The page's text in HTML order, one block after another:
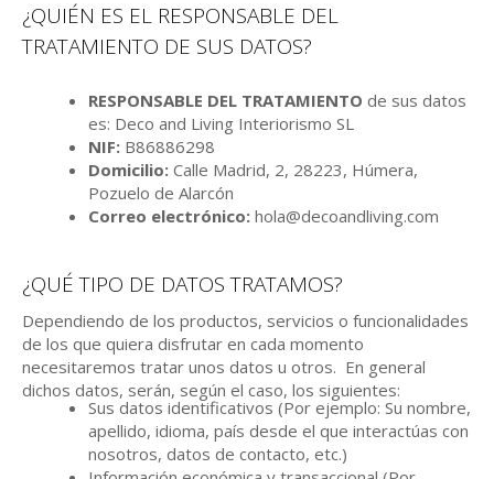
¿QUIÉN ES EL RESPONSABLE DEL
TRATAMIENTO DE SUS DATOS?
RESPONSABLE DEL TRATAMIENTO de sus datos
es: Deco and Living Interiorismo SL
NIF: B86886298
Domicilio: Calle Madrid, 2, 28223, Húmera,
Pozuelo de Alarcón
Correo electrónico: hola@decoandliving.com
¿QUÉ TIPO DE DATOS TRATAMOS?
Dependiendo de los productos, servicios o funcionalidades
de los que quiera disfrutar en cada momento
necesitaremos tratar unos datos u otros. En general
dichos datos, serán, según el caso, los siguientes:
Sus datos identificativos (Por ejemplo: Su nombre,
apellido, idioma, país desde el que interactúas con
nosotros, datos de contacto, etc.)